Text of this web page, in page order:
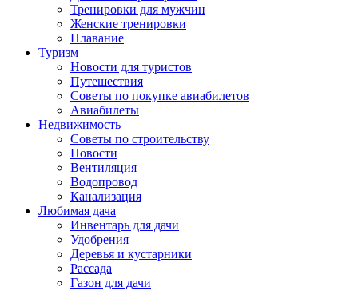
Тренировки для мужчин
Женские тренировки
Плавание
Туризм
Новости для туристов
Путешествия
Советы по покупке авиабилетов
Авиабилеты
Недвижимость
Советы по строительству
Новости
Вентиляция
Водопровод
Канализация
Любимая дача
Инвентарь для дачи
Удобрения
Деревья и кустарники
Рассада
Газон для дачи